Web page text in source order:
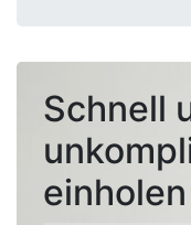
Schnell
einholen